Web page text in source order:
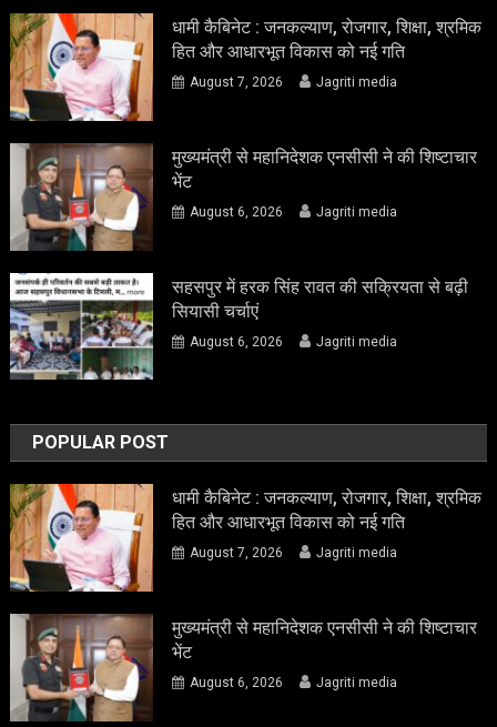
धामी कैबिनेट : जनकल्याण, रोजगार, शिक्षा, श्रमिक
हित और आधारभूत विकास को नई गति
August 7, 2026 Jagriti media
मुख्यमंत्री से महानिदेशक एनसीसी ने की शिष्टाचार
भेंट
August 6, 2026 Jagriti media
सहसपुर में हरक सिंह रावत की सक्रियता से बढ़ी
सियासी चर्चाएं
August 6, 2026 Jagriti media
POPULAR POST
धामी कैबिनेट : जनकल्याण, रोजगार, शिक्षा, श्रमिक
हित और आधारभूत विकास को नई गति
August 7, 2026 Jagriti media
मुख्यमंत्री से महानिदेशक एनसीसी ने की शिष्टाचार
भेंट
August 6, 2026 Jagriti media